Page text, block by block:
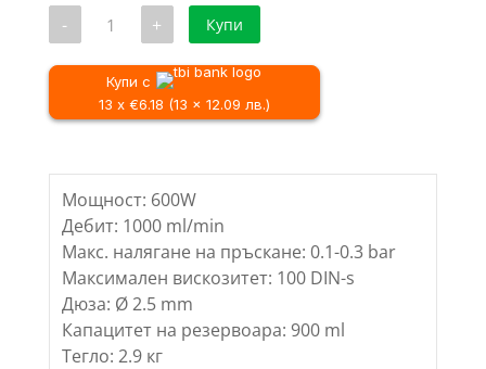
- количество
Пистолет
за
боядисване
CROWN
CT31014
+ Купи
Купи с
13 x €6.18 (13 x 12.09 лв.)
Мощност: 600W
Дебит: 1000 ml/min
Макс. налягане на пръскане: 0.1-0.3 bar
Максимален вискозитет: 100 DIN-s
Дюза: Ø 2.5 mm
Капацитет на резервоара: 900 ml
Тегло: 2.9 кг